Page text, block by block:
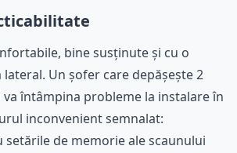
bine susținute și cu o
Un șofer care depășește 2
întâmpina probleme la instalare în
inconvenient semnalat:
de memorie ale scaunului